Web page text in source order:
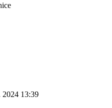
2024 13:39